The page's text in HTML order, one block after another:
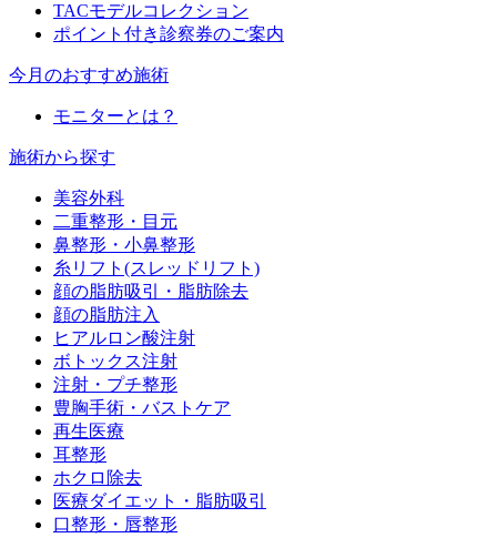
TACモデルコレクション
ポイント付き診察券のご案内
今月のおすすめ施術
モニターとは？
施術から探す
美容外科
二重整形・目元
鼻整形・小鼻整形
糸リフト(スレッドリフト)
顔の脂肪吸引・脂肪除去
顔の脂肪注入
ヒアルロン酸注射
ボトックス注射
注射・プチ整形
豊胸手術・バストケア
再生医療
耳整形
ホクロ除去
医療ダイエット・脂肪吸引
口整形・唇整形